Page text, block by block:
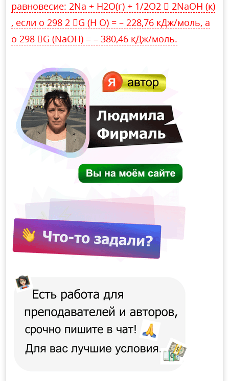
равновесие: 2Na + H2O(г) + 1/2O2  2NaOH (к)
, если о 298 2 G (H O) = – 228,76 кДж/моль, а
о 298 G (NaOH) = – 380,46 кДж/моль.